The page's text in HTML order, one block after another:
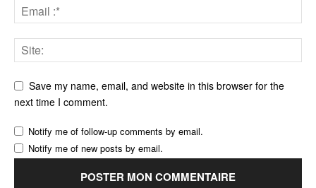
Save my name, email, and website in this browser for the
next time I comment.
Notify me of follow-up comments by email.
Notify me of new posts by email.